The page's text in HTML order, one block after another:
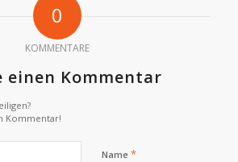
0
KOMMENTARE
einen Kommentar
Kommentar!
Name *